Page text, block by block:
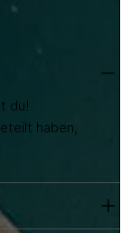
du!
haben,